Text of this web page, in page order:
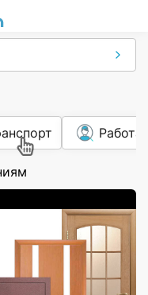
Работа